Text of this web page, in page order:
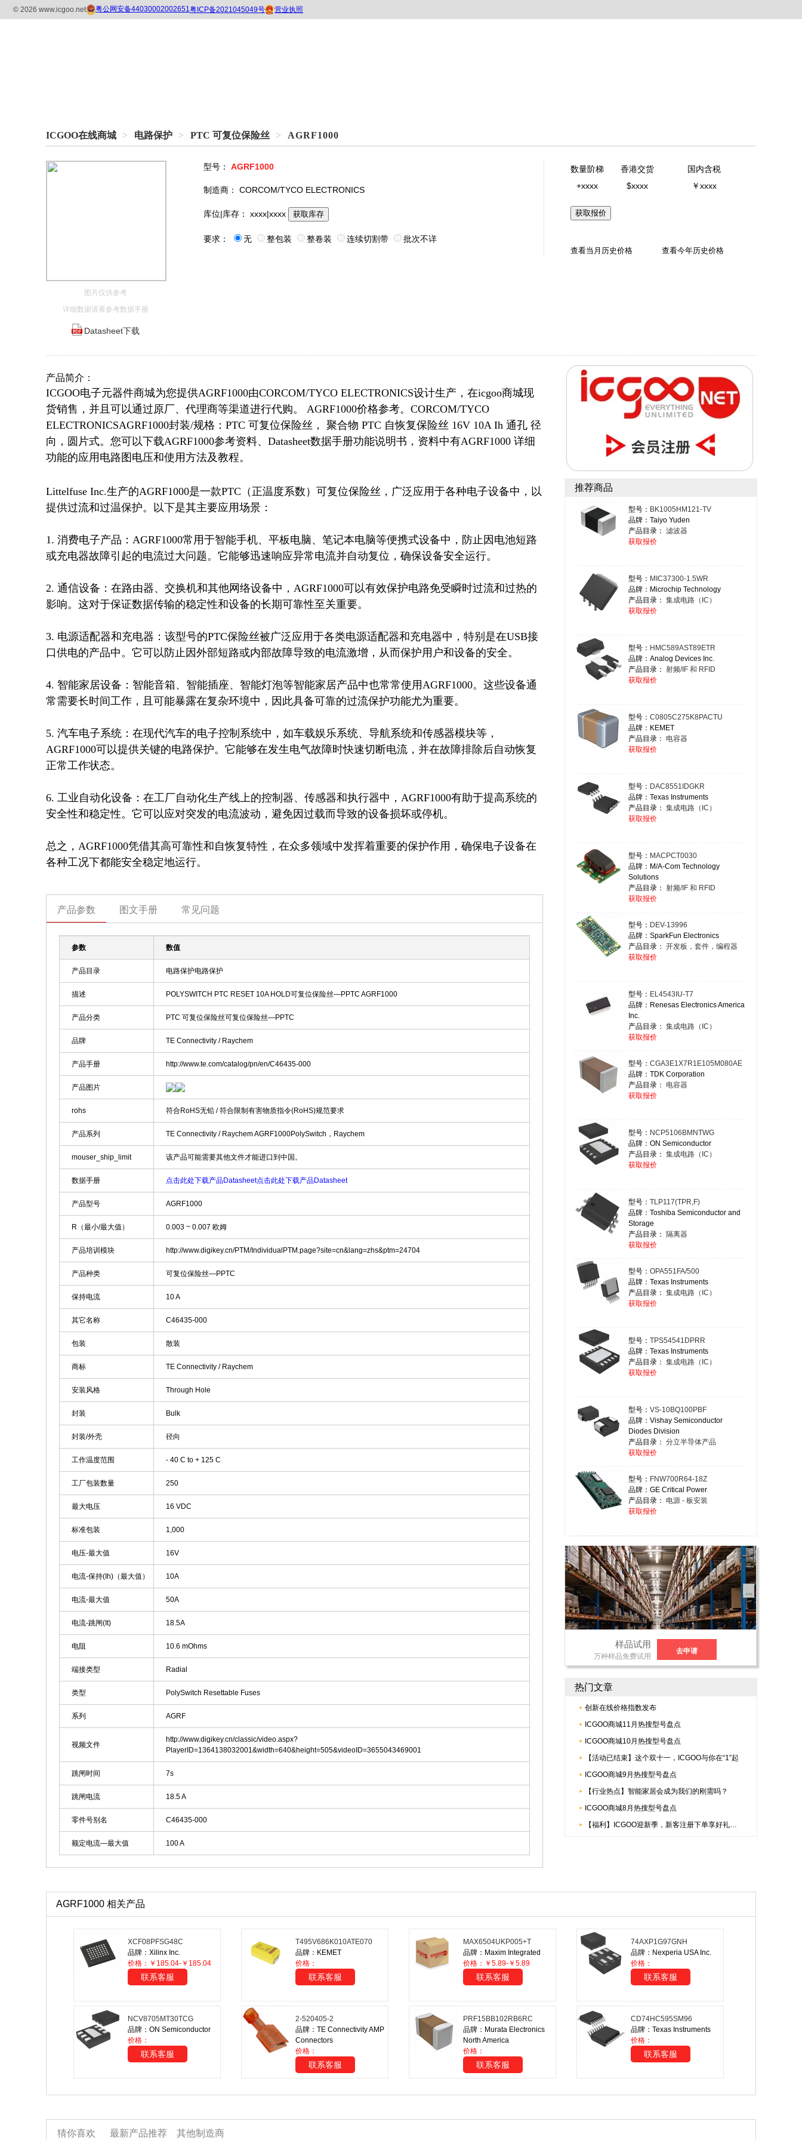
ICGOO在线商城 > 电路保护 > PTC 可复位保险丝 > AGRF1000
图片仅供参考
详细数据请看参考数据手册
Datasheet下载
型号： AGRF1000
制造商： CORCOM/TYCO ELECTRONICS
库位|库存： xxxx|xxxx 获取库存
要求： 无 整包装 整卷装 连续切割带 批次不详
数量阶梯 香港交货
国内含税
+xxxx
$xxxx ￥xxxx
获取报价
查看当月历史价格 查看今年历史价格
产品简介：
ICGOO电子元器件商城为您提供AGRF1000由CORCOM/TYCO ELECTRONICS设计生产，在icgoo商城现
货销售，并且可以通过原厂、代理商等渠道进行代购。 AGRF1000价格参考。CORCOM/TYCO
ELECTRONICSAGRF1000封装/规格：PTC 可复位保险丝， 聚合物 PTC 自恢复保险丝 16V 10A Ih 通孔 径
向，圆片式。您可以下载AGRF1000参考资料、Datasheet数据手册功能说明书，资料中有AGRF1000 详细
功能的应用电路图电压和使用方法及教程。
Littelfuse Inc.生产的AGRF1000是一款PTC（正温度系数）可复位保险丝，广泛应用于各种电子设备中，以
提供过流和过温保护。以下是其主要应用场景：
1. 消费电子产品：AGRF1000常用于智能手机、平板电脑、笔记本电脑等便携式设备中，防止因电池短路
或充电器故障引起的电流过大问题。它能够迅速响应异常电流并自动复位，确保设备安全运行。
2. 通信设备：在路由器、交换机和其他网络设备中，AGRF1000可以有效保护电路免受瞬时过流和过热的
影响。这对于保证数据传输的稳定性和设备的长期可靠性至关重要。
3. 电源适配器和充电器：该型号的PTC保险丝被广泛应用于各类电源适配器和充电器中，特别是在USB接
口供电的产品中。它可以防止因外部短路或内部故障导致的电流激增，从而保护用户和设备的安全。
4. 智能家居设备：智能音箱、智能插座、智能灯泡等智能家居产品中也常常使用AGRF1000。这些设备通
常需要长时间工作，且可能暴露在复杂环境中，因此具备可靠的过流保护功能尤为重要。
5. 汽车电子系统：在现代汽车的电子控制系统中，如车载娱乐系统、导航系统和传感器模块等，
AGRF1000可以提供关键的电路保护。它能够在发生电气故障时快速切断电流，并在故障排除后自动恢复
正常工作状态。
6. 工业自动化设备：在工厂自动化生产线上的控制器、传感器和执行器中，AGRF1000有助于提高系统的
安全性和稳定性。它可以应对突发的电流波动，避免因过载而导致的设备损坏或停机。
总之，AGRF1000凭借其高可靠性和自恢复特性，在众多领域中发挥着重要的保护作用，确保电子设备在
各种工况下都能安全稳定地运行。
产品参数 图文手册 常见问题
参数 数值
产品目录 电路保护电路保护
描述 POLYSWITCH PTC RESET 10A HOLD可复位保险丝—PPTC AGRF1000
产品分类 PTC 可复位保险丝可复位保险丝—PPTC
品牌 TE Connectivity / Raychem
产品手册 http://www.te.com/catalog/pn/en/C46435-000
产品图片
rohs 符合RoHS无铅 / 符合限制有害物质指令(RoHS)规范要求
产品系列 TE Connectivity / Raychem AGRF1000PolySwitch，Raychem
mouser_ship_limit 该产品可能需要其他文件才能进口到中国。
数据手册 点击此处下载产品Datasheet点击此处下载产品Datasheet
产品型号 AGRF1000
R（最小/最大值） 0.003 ~ 0.007 欧姆
产品培训模块 http://www.digikey.cn/PTM/IndividualPTM.page?site=cn&lang=zhs&ptm=24704
产品种类 可复位保险丝—PPTC
保持电流 10 A
其它名称 C46435-000
包装 散装
商标 TE Connectivity / Raychem
安装风格 Through Hole
封装 Bulk
封装/外壳 径向
工作温度范围 - 40 C to + 125 C
工厂包装数量 250
最大电压 16 VDC
标准包装 1,000
电压-最大值 16V
电流-保持(Ih)（最大值） 10A
电流-最大值 50A
电流-跳闸(It) 18.5A
电阻 10.6 mOhms
端接类型 Radial
类型 PolySwitch Resettable Fuses
系列 AGRF
视频文件
http://www.digikey.cn/classic/video.aspx?
PlayerID=1364138032001&width=640&height=505&videoID=3655043469001
跳闸时间 7s
跳闸电流 18.5 A
零件号别名 C46435-000
额定电流—最大值 100 A
推荐商品
型号： BK1005HM121-TV
品牌：Taiyo Yuden
产品目录： 滤波器
获取报价
型号： MIC37300-1.5WR
品牌：Microchip Technology
产品目录： 集成电路（IC）
获取报价
型号： HMC589AST89ETR
品牌：Analog Devices Inc.
产品目录： 射频/IF 和 RFID
获取报价
型号： C0805C275K8PACTU
品牌：KEMET
产品目录： 电容器
获取报价
型号： DAC8551IDGKR
品牌：Texas Instruments
产品目录： 集成电路（IC）
获取报价
型号： MACPCT0030
品牌：M/A-Com Technology
Solutions
产品目录： 射频/IF 和 RFID
获取报价
型号： DEV-13996
品牌：SparkFun Electronics
产品目录： 开发板，套件，编程器
获取报价
型号： EL4543IU-T7
品牌：Renesas Electronics America
Inc.
产品目录： 集成电路（IC）
获取报价
型号： CGA3E1X7R1E105M080AE
品牌：TDK Corporation
产品目录： 电容器
获取报价
型号： NCP5106BMNTWG
品牌：ON Semiconductor
产品目录： 集成电路（IC）
获取报价
型号： TLP117(TPR,F)
品牌：Toshiba Semiconductor and
Storage
产品目录： 隔离器
获取报价
型号： OPA551FA/500
品牌：Texas Instruments
产品目录： 集成电路（IC）
获取报价
型号： TPS54541DPRR
品牌：Texas Instruments
产品目录： 集成电路（IC）
获取报价
型号： VS-10BQ100PBF
品牌：Vishay Semiconductor
Diodes Division
产品目录： 分立半导体产品
获取报价
型号： FNW700R64-18Z
品牌：GE Critical Power
产品目录： 电源 - 板安装
获取报价
样品试用
万种样品免费试用
去申请
热门文章
创新在线价格指数发布
ICGOO商城11月热搜型号盘点
ICGOO商城10月热搜型号盘点
【活动已结束】这个双十一，ICGOO与你在“1”起
ICGOO商城9月热搜型号盘点
【行业热点】智能家居会成为我们的刚需吗？
ICGOO商城8月热搜型号盘点
【福利】ICGOO迎新季，新客注册下单享好礼，更有倍捷连接器多重惊喜哟~
AGRF1000 相关产品
XCF08PFSG48C
品牌：Xilinx Inc.
价格：￥185.04-￥185.04
联系客服
T495V686K010ATE070
品牌：KEMET
价格：
联系客服
MAX6504UKP005+T
品牌：Maxim Integrated
价格：￥5.89-￥5.89
联系客服
74AXP1G97GNH
品牌：Nexperia USA Inc.
价格：
联系客服
NCV8705MT30TCG
品牌：ON Semiconductor
价格：
联系客服
2-520405-2
品牌：TE Connectivity AMP
Connectors
价格：
联系客服
PRF15BB102RB6RC
品牌：Murata Electronics
North America
价格：
联系客服
CD74HC595SM96
品牌：Texas Instruments
价格：
联系客服
猜你喜欢 最新产品推荐 其他制造商